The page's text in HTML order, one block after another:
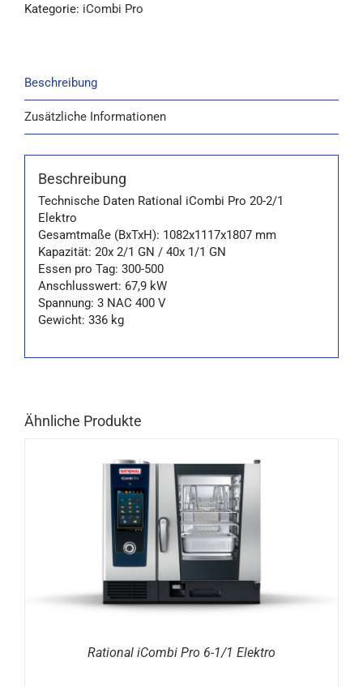
Kategorie: iCombi Pro
Beschreibung
Zusätzliche Informationen
Beschreibung
Technische Daten Rational iCombi Pro 20-2/1
Elektro
Gesamtmaße (BxTxH): 1082x1117x1807 mm
Kapazität: 20x 2/1 GN / 40x 1/1 GN
Essen pro Tag: 300-500
Anschlusswert: 67,9 kW
Spannung: 3 NAC 400 V
Gewicht: 336 kg
Ähnliche Produkte
DETAILS
Rational iCombi Pro 6-1/1 Elektro